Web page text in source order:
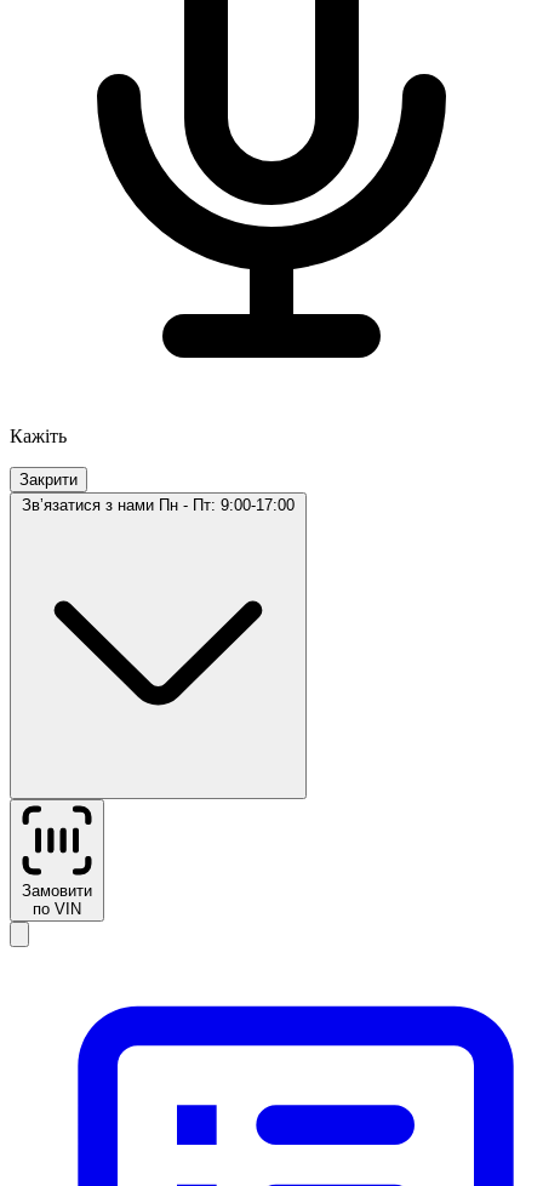
Кажіть
Закрити
Звʼязатися з нами Пн - Пт: 9:00-17:00
Замовити
по VIN